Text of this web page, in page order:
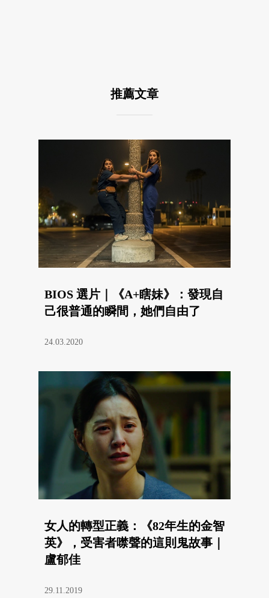
推薦文章
BIOS 選片｜《A+瞎妹》：發現自
己很普通的瞬間，她們自由了
24.03.2020
女人的轉型正義：《82年生的金智
英》，受害者噤聲的這則鬼故事｜
盧郁佳
29.11.2019